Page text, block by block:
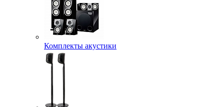
Комплекты акустики